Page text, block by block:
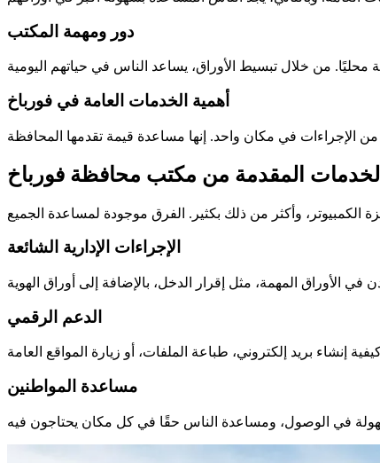
دور ومهمة المكتب
أهمية الخدمات العامة في فورباخ
الخدمات المقدمة من مكتب محافظة فورباخ
الإجراءات الإدارية الشائعة
الدعم الرقمي
مساعدة المواطنين